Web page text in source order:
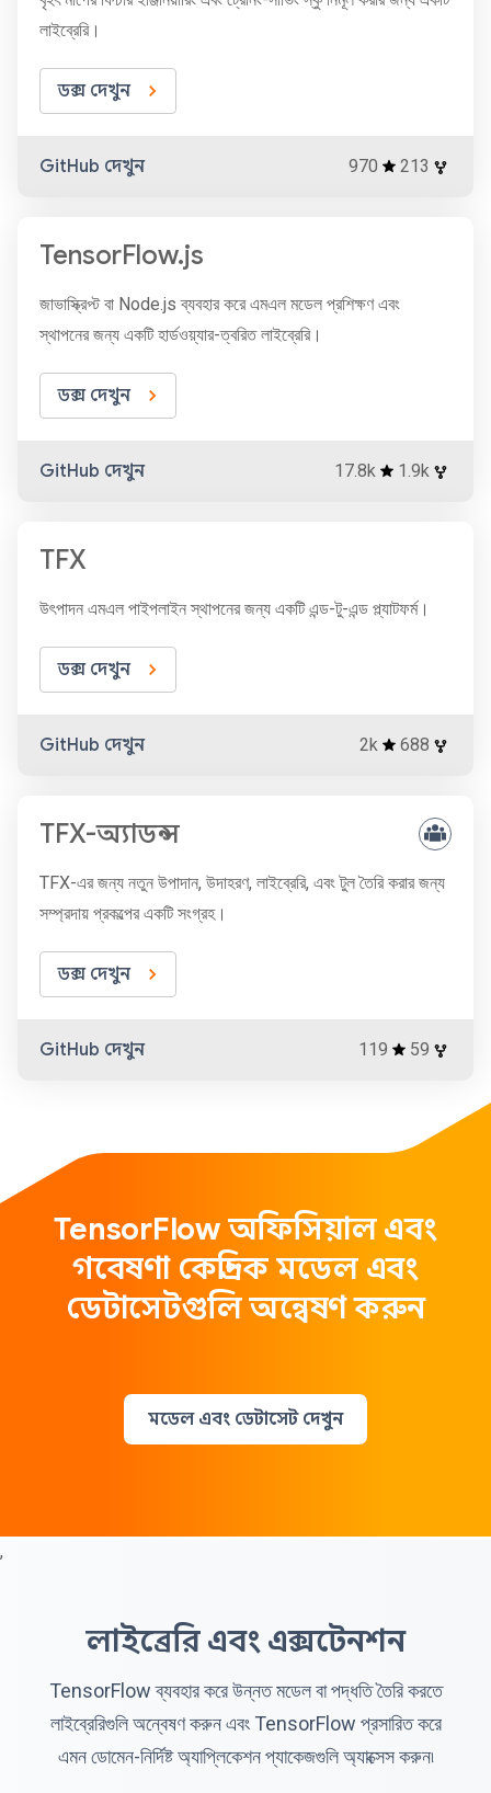
লাইব্রেরি।
ডক্স দেখুন
GitHub দেখুন 970 213
TensorFlow.js
জাভাস্ক্রিপ্ট বা Node.js ব্যবহার করে এমএল মডেল প্রশিক্ষণ এবং
স্থাপনের জন্য একটি হার্ডওয়্যার-ত্বরিত লাইব্রেরি।
ডক্স দেখুন
GitHub দেখুন 17.8k 1.9k
TFX
উৎপাদন এমএল পাইপলাইন স্থাপনের জন্য একটি এন্ড-টু-এন্ড প্ল্যাটফর্ম।
ডক্স দেখুন
GitHub দেখুন 2k 688
TFX-অ্যাডন্স
TFX-এর জন্য নতুন উপাদান, উদাহরণ, লাইব্রেরি, এবং টুল তৈরি করার জন্য
সম্প্রদায় প্রকল্পের একটি সংগ্রহ।
ডক্স দেখুন
GitHub দেখুন 119 59
TensorFlow অফিসিয়াল এবং
গবেষণা কেন্দ্রিক মডেল এবং
ডেটাসেটগুলি অন্বেষণ করুন
মডেল এবং ডেটাসেট দেখুন
,
লাইব্রেরি এবং এক্সটেনশন
TensorFlow ব্যবহার করে উন্নত মডেল বা পদ্ধতি তৈরি করতে
লাইব্রেরিগুলি অন্বেষণ করুন এবং TensorFlow প্রসারিত করে
এমন ডোমেন-নির্দিষ্ট অ্যাপ্লিকেশন প্যাকেজগুলি অ্যাক্সেস করুন৷